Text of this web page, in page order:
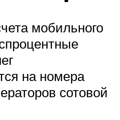
мобильного
на номера
сотовой